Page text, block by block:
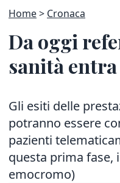
Home Cronaca
Da oggi
sanità
Gli esiti delle
potranno essere
pazienti
questa prima fase,
emocromo)